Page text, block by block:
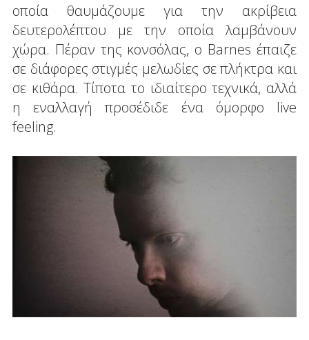
οποία θαυμάζουμε για την ακρίβεια
δευτερολέπτου με την οποία λαμβάνουν
χώρα. Πέραν της κονσόλας, ο Barnes έπαιζε
σε διάφορες στιγμές μελωδίες σε πλήκτρα και
σε κιθάρα. Τίποτα το ιδιαίτερο τεχνικά, αλλά
η εναλλαγή προσέδιδε ένα όμορφο live
feeling.